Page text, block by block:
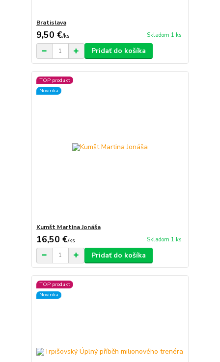
Bratislava
9,50 €/ks Skladom 1 ks
Pridať do košíka
TOP produkt
Novinka
Kumšt Martina Jonáša
16,50 €/ks Skladom 1 ks
Pridať do košíka
TOP produkt
Novinka